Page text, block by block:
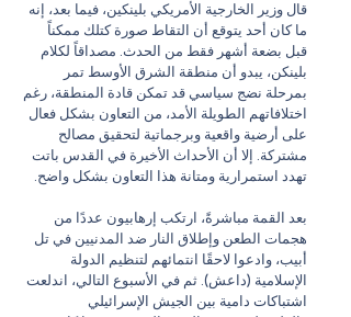
قال وزير الخارجية الأمريكي بلينكين، فيما بعد، إنه
ما كان أحد يتوقع أن التقاط صورة كتلك ممكناً
قبل بضعة أشهر فقط من الحدث. مصداقاً لكلام
بلينكن، يبدو أن منطقة الشرق الأوسط تمر
بمرحلة نضج سياسي قد تمكن قادة المنطقة، رغم
اختلافاتهم الطويلة الأمد، من التعاون بشكل فعال
على أرضية واقعية وبرجماتية لتحقيق مصالح
مشتركة. إلا أن الأحداث الأخيرة في القدس باتت
تهدد استمرارية ومتانة هذا التعاون بشكل واضح.
بعد القمة مباشرةً، ارتكب إرهابيون عددًا من
هجمات الطعن وإطلاق النار ضد المدنيين في تل
أبيب، وادعوا لاحقًا انتمائهم لتنظيم الدولة
الإسلامية (داعش). ثم في الأسبوع التالي، اندلعت
اشتباكات دامية بين الجيش الإسرائيلي